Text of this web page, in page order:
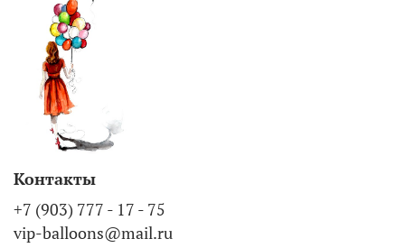
Контакты
+7 (903) 777 - 17 - 75
vip-balloons@mail.ru